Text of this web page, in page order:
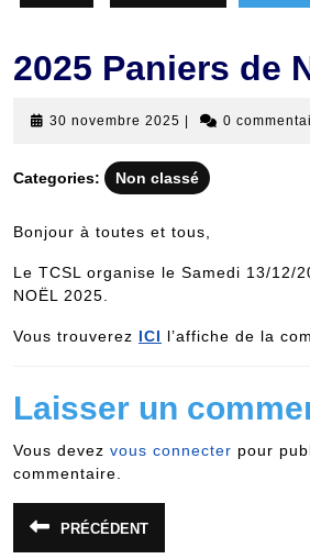
2025 Paniers de
30 novembre 2025 30
2025
0
Categories: Non classé
Bonjour à toutes et tous,
Le TCSL organise le Samedi 13/12/
NOËL 2025.
Vous trouverez ICI l’affiche de la
Laisser un
Vous devez vous connecter pour
commentaire.
Navigation
de
PRÉCÉDENT